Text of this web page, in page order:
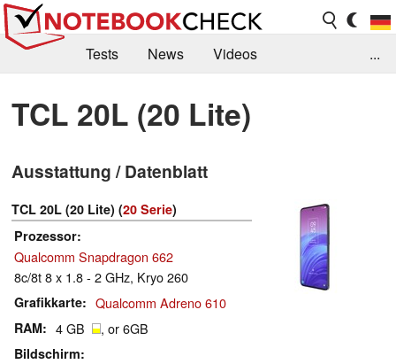
Tests News
Videos
Kaufberatung
Deals Suche
Forum
...
TCL 20L (20 Lite)
Ausstattung / Datenblatt
TCL 20L (20 Lite) (20 Serie)
Prozessor
Qualcomm Snapdragon 662
8c/8t 8 x 1.8 - 2 GHz, Kryo 260
Grafikkarte Qualcomm Adreno 610
RAM 4 GB , or 6GB
Bildschirm